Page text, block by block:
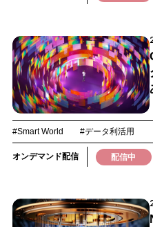
#Smart World #データ利活用
オンデマンド配信 配信中